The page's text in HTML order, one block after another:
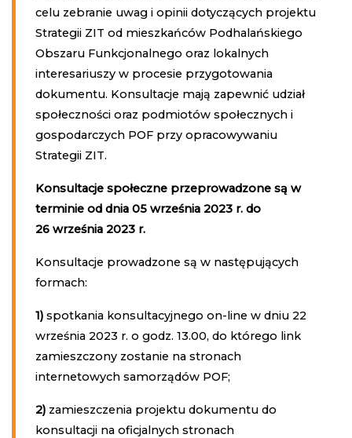
celu zebranie uwag i opinii dotyczących projektu
Strategii ZIT od mieszkańców Podhalańskiego
Obszaru Funkcjonalnego oraz lokalnych
interesariuszy w procesie przygotowania
dokumentu. Konsultacje mają zapewnić udział
społeczności oraz podmiotów społecznych i
gospodarczych POF przy opracowywaniu
Strategii ZIT.
Konsultacje społeczne przeprowadzone są w
terminie od dnia 05 września 2023 r. do
26 września 2023 r.
Konsultacje prowadzone są w następujących
formach:
1)spotkania konsultacyjnego on-line w dniu 22
września 2023 r. o godz. 13.00, do którego link
zamieszczony zostanie na stronach
internetowych samorządów POF;
2)zamieszczenia projektu dokumentu do
konsultacji na oficjalnych stronach